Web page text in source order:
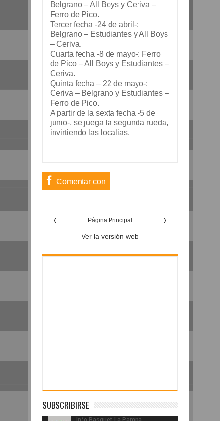
Belgrano – All Boys y Ceriva –
Ferro de Pico.
Tercer fecha -24 de abril-:
Belgrano – Estudiantes y All Boys
– Ceriva.
Cuarta fecha -8 de mayo-: Ferro
de Pico – All Boys y Estudiantes –
Ceriva.
Quinta fecha – 22 de mayo-:
Ceriva – Belgrano y Estudiantes –
Ferro de Pico.
A partir de la sexta fecha -5 de
junio-, se juega la segunda rueda,
invirtiendo las localias.
Comentar con
Facebook
‹ ›
Página Principal
Ver la versión web
SUBSCRIBIRSE